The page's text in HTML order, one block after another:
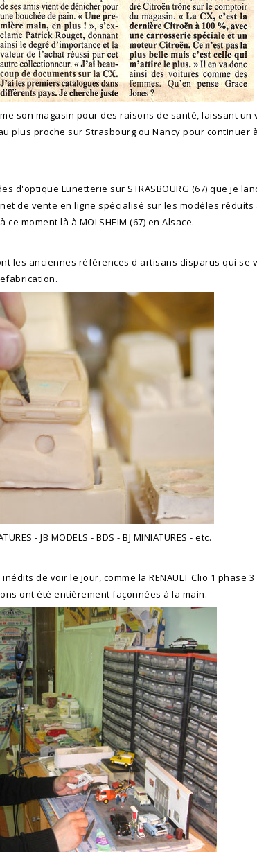
son magasin pour des raisons de santé, laissant
plus proche sur Strasbourg ou Nancy pour
d'optique Lunetterie sur STRASBOURG (67) que je
de vente en ligne spécialisé sur les modèles
moment là à MOLSHEIM (67) en Alsace.
les anciennes références d'artisans disparus qui se
- JB MODELS - BDS - BJ MINIATURES - etc.
de voir le jour, comme la RENAULT Clio 1 phase
ont été entièrement façonnées à la main.